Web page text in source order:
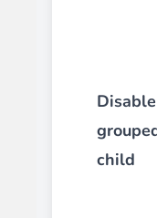
Disable
child